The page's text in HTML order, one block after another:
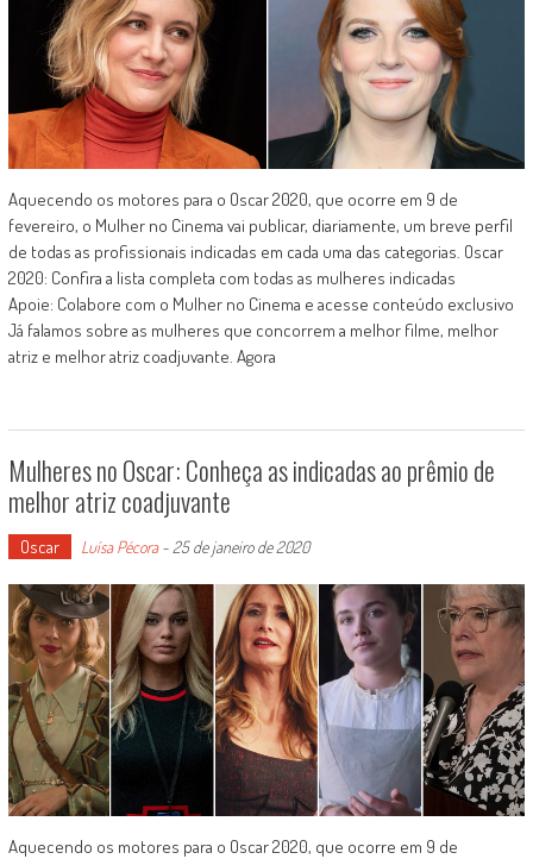
Aquecendo os motores para o Oscar 2020, que ocorre em 9 de
fevereiro, o Mulher no Cinema vai publicar, diariamente, um breve perfil
de todas as profissionais indicadas em cada uma das categorias. Oscar
2020: Confira a lista completa com todas as mulheres indicadas
Apoie: Colabore com o Mulher no Cinema e acesse conteúdo exclusivo
Já falamos sobre as mulheres que concorrem a melhor filme, melhor
atriz e melhor atriz coadjuvante. Agora
Mulheres no Oscar: Conheça as indicadas ao prêmio de
melhor atriz coadjuvante
Oscar Luísa Pécora- 25 de janeiro de 2020
Aquecendo os motores para o Oscar 2020, que ocorre em 9 de